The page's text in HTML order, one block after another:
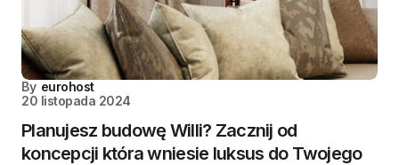
By eurohost
20 listopada 2024
Planujesz budowę Willi? Zacznij od
koncepcji która wniesie luksus do Twojego